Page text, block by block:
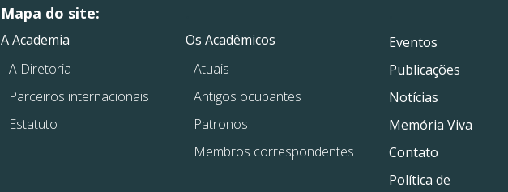
Mapa do site:
A Academia
A Diretoria
Parceiros internacionais
Estatuto
Os Acadêmicos
Atuais
Antigos ocupantes
Patronos
Membros correspondentes
Eventos
Publicações
Notícias
Memória Viva
Contato
Política de